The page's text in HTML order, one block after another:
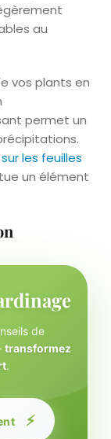
au
vos plants en
permet un
les feuilles
un élément
de
transformez
.
⚡